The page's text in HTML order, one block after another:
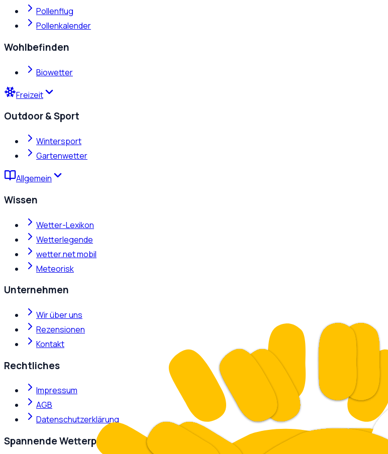
Pollenflug
Pollenkalender
Wohlbefinden
Biowetter
Freizeit
Outdoor & Sport
Wintersport
Gartenwetter
Allgemein
Wissen
Wetter-Lexikon
Wetterlegende
wetter.net mobil
Meteorisk
Unternehmen
Wir über uns
Rezensionen
Kontakt
Rechtliches
Impressum
AGB
Datenschutzerklärung
Spannende Wetterphänomene